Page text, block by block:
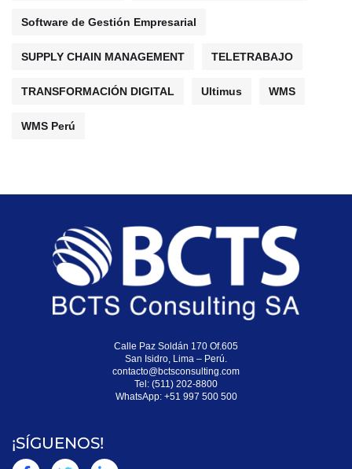
Software de Gestión Empresarial
SUPPLY CHAIN MANAGEMENT TELETRABAJO
TRANSFORMACIÓN DIGITAL Ultimus WMS
WMS Perú
Calle Paz Soldán 170 Of.605
San Isidro, Lima – Perú.
contacto@bctsconsulting.com
Tel: (511) 202-8800
WhatsApp: +51 997 500 500
¡SÍGUENOS!